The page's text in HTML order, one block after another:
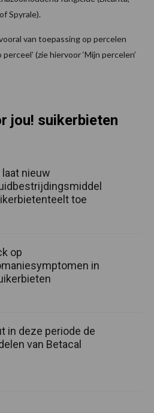
Spyrale).
van toepassing op percelen
(zie hiervoor ‘Mijn percelen’
jou! suikerbieten
laat nieuw
toe
op
in
in deze periode de
van Betacal